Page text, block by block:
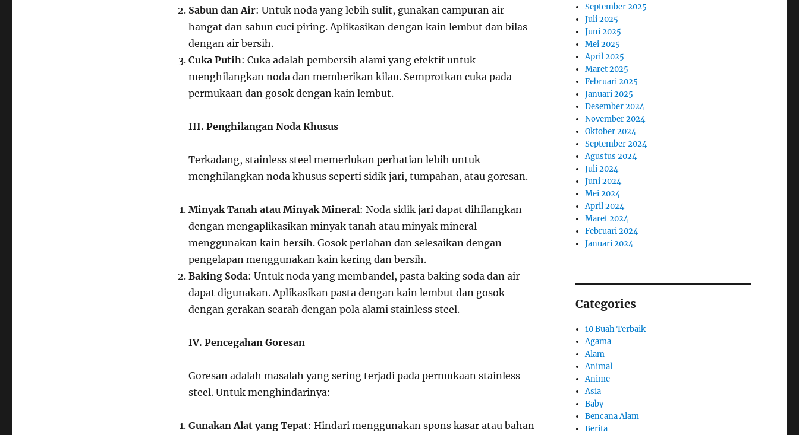
Sabun dan Air: Untuk noda yang lebih sulit, gunakan campuran air
hangat dan sabun cuci piring. Aplikasikan dengan kain lembut dan bilas
dengan air bersih.
Cuka Putih: Cuka adalah pembersih alami yang efektif untuk
menghilangkan noda dan memberikan kilau. Semprotkan cuka pada
permukaan dan gosok dengan kain lembut.
III. Penghilangan Noda Khusus
Terkadang, stainless steel memerlukan perhatian lebih untuk
menghilangkan noda khusus seperti sidik jari, tumpahan, atau goresan.
Minyak Tanah atau Minyak Mineral: Noda sidik jari dapat dihilangkan
dengan mengaplikasikan minyak tanah atau minyak mineral
menggunakan kain bersih. Gosok perlahan dan selesaikan dengan
pengelapan menggunakan kain kering dan bersih.
Baking Soda: Untuk noda yang membandel, pasta baking soda dan air
dapat digunakan. Aplikasikan pasta dengan kain lembut dan gosok
dengan gerakan searah dengan pola alami stainless steel.
IV. Pencegahan Goresan
Goresan adalah masalah yang sering terjadi pada permukaan stainless
steel. Untuk menghindarinya:
Gunakan Alat yang Tepat: Hindari menggunakan spons kasar atau bahan
September 2025
Juli 2025
Juni 2025
Mei 2025
April 2025
Maret 2025
Februari 2025
Januari 2025
Desember 2024
November 2024
Oktober 2024
September 2024
Agustus 2024
Juli 2024
Juni 2024
Mei 2024
April 2024
Maret 2024
Februari 2024
Januari 2024
Categories
10 Buah Terbaik
Agama
Alam
Animal
Anime
Asia
Baby
Bencana Alam
Berita